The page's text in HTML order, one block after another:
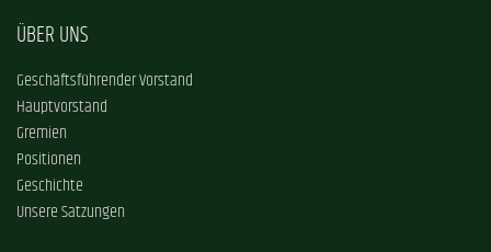
ÜBER UNS
Geschäftsführender Vorstand
Hauptvorstand
Gremien
Positionen
Geschichte
Unsere Satzungen